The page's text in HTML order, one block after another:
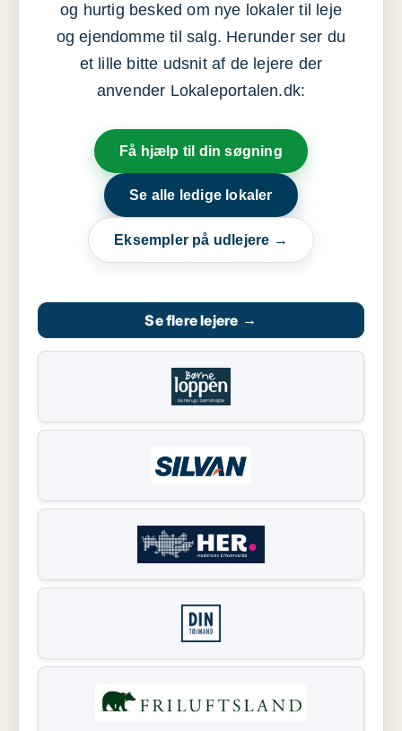
og hurtig besked om nye lokaler til leje
og ejendomme til salg. Herunder ser du
et lille bitte udsnit af de lejere der
anvender Lokaleportalen.dk:
Få hjælp til din søgning
Se alle ledige lokaler
Eksempler på udlejere →
Se flere lejere →